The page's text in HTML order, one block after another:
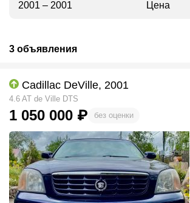
2001 – 2001 Цена
3 объявления
Cadillac DeVille, 2001
4.6 AT de Ville DTS
1 050 000 ₽ без оценки